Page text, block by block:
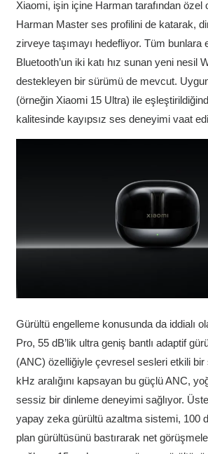
Xiaomi, işin içine Harman tarafından özel
Harman Master ses profilini de katarak,
zirveye taşımayı hedefliyor. Tüm bunlara
Bluetooth’un iki katı hız sunan yeni nesil
destekleyen bir sürümü de mevcut.
(örneğin Xiaomi 15 Ultra) ile
kalitesinde kayıpsız ses deneyimi vaat
Gürültü engelleme konusunda da iddialı
Pro, 55 dB’lik ultra geniş bantlı adaptif
(ANC) özelliğiyle çevresel sesleri etkili bir
kHz aralığını kapsayan bu güçlü ANC,
sessiz bir dinleme deneyimi sağlıyor.
yapay zeka gürültü azaltma sistemi, 100
plan gürültüsünü bastırarak net